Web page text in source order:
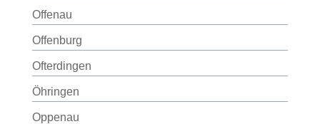
Offenau
Offenburg
Ofterdingen
Öhringen
Oppenau